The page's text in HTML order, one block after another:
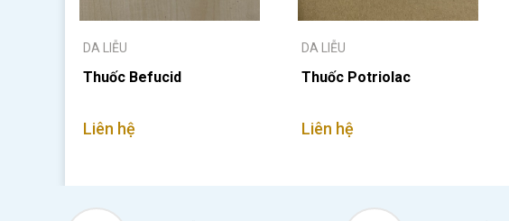
DA LIỄU
Thuốc Befucid
Liên hệ
DA LIỄU
Thuốc Potriolac
Liên hệ